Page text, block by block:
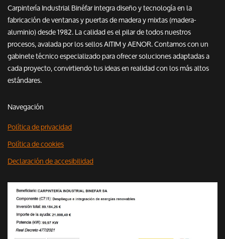
Carpintería Industrial Binéfar integra diseño y tecnología en la
fabricación de ventanas y puertas de madera y mixtas (madera-
aluminio) desde 1982. La calidad es el pilar de todos nuestros
procesos, avalada por los sellos AITIM y AENOR. Contamos con un
gabinete técnico especializado para ofrecer soluciones adaptadas a
cada proyecto, convirtiendo tus ideas en realidad con los más altos
estándares.
Navegación
Política de privacidad
Política de cookies
Declaración de accesibilidad